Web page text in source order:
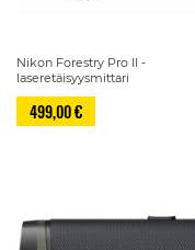
Nikon Forestry Pro II -
laseretäisyysmittari
499,00 €